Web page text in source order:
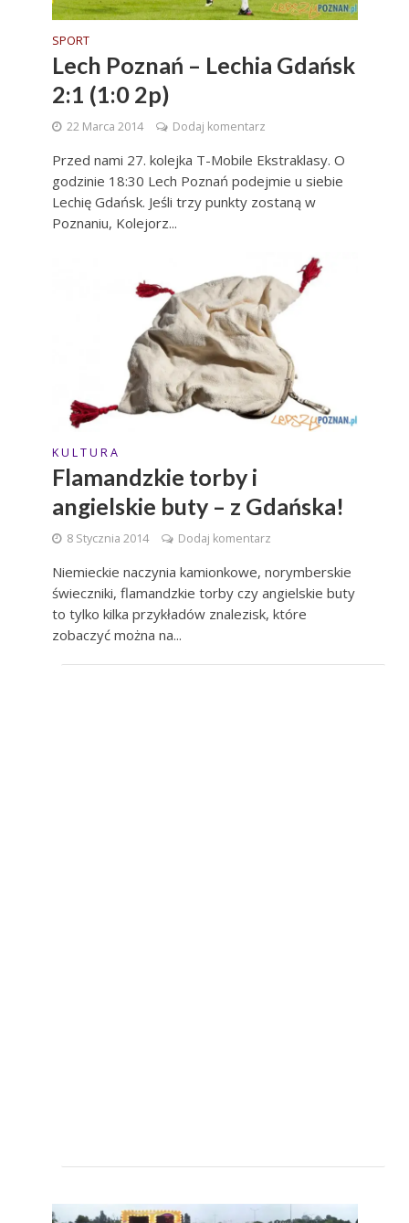
SPORT
Lech Poznań – Lechia Gdańsk
2:1 (1:0 2p)
22 Marca 2014 Dodaj komentarz
Przed nami 27. kolejka T-Mobile Ekstraklasy. O
godzinie 18:30 Lech Poznań podejmie u siebie
Lechię Gdańsk. Jeśli trzy punkty zostaną w
Poznaniu, Kolejorz...
K U L T U R A
Flamandzkie torby i
angielskie buty – z Gdańska!
8 Stycznia 2014 Dodaj komentarz
Niemieckie naczynia kamionkowe, norymberskie
świeczniki, flamandzkie torby czy angielskie buty
to tylko kilka przykładów znalezisk, które
zobaczyć można na...